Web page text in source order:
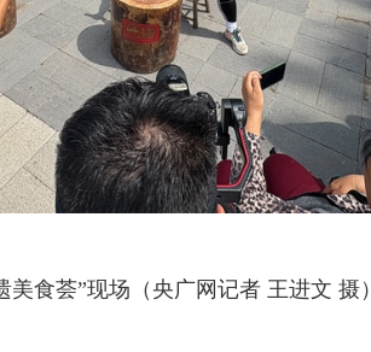
美食荟”现场（央广网记者 王进文 摄）